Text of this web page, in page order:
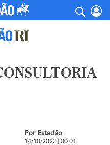
Por Estadão
14/10/2023 | 00:01